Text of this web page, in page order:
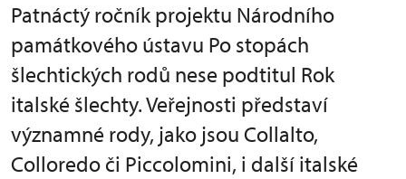
Patnáctý ročník projektu Národního
památkového ústavu Po stopách
šlechtických rodů nese podtitul Rok
italské šlechty. Veřejnosti představí
významné rody, jako jsou Collalto,
Colloredo či Piccolomini, i další italské